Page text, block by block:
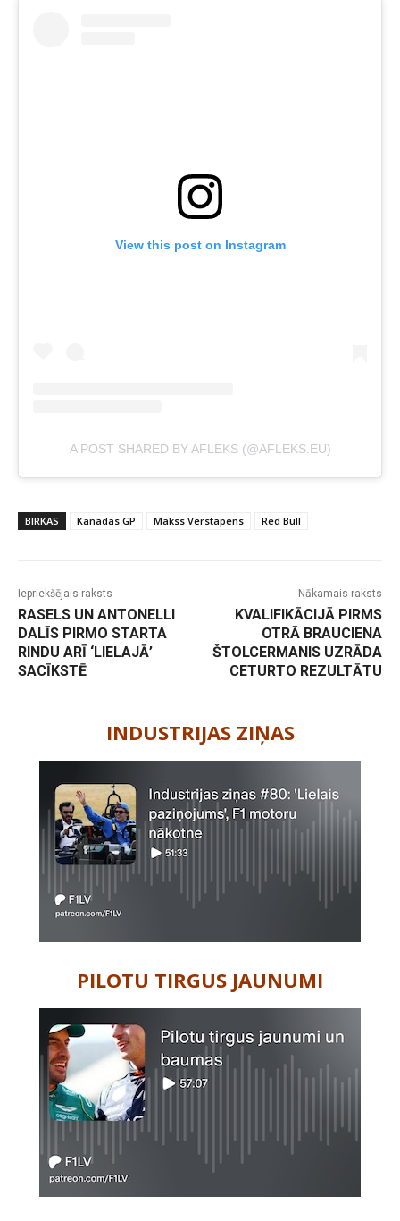
View this post on Instagram
A POST SHARED BY AFLEKS (@AFLEKS.EU)
BIRKAS Kanādas GP Makss Verstapens Red Bull
Iepriekšējais raksts
RASELS UN ANTONELLI
DALĪS PIRMO STARTA
RINDU ARĪ ‘LIELAJĀ’
SACĪKSTĒ
Nākamais raksts
KVALIFIKĀCIJĀ PIRMS
OTRĀ BRAUCIENA
ŠTOLCERMANIS UZRĀDA
CETURTO REZULTĀTU
INDUSTRIJAS ZIŅAS
PILOTU TIRGUS JAUNUMI